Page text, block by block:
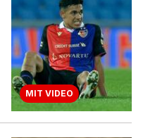
MIT VIDEO